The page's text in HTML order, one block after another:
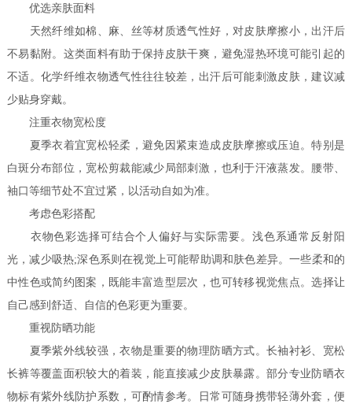
优选亲肤面料
天然纤维如棉、麻、丝等材质透气性好，对皮肤摩擦小，出汗后
不易黏附。这类面料有助于保持皮肤干爽，避免湿热环境可能引起的
不适。化学纤维衣物透气性往往较差，出汗后可能刺激皮肤，建议减
少贴身穿戴。
注重衣物宽松度
夏季衣着宜宽松轻柔，避免因紧束造成皮肤摩擦或压迫。特别是
白斑分布部位，宽松剪裁能减少局部刺激，也利于汗液蒸发。腰带、
袖口等细节处不宜过紧，以活动自如为准。
考虑色彩搭配
衣物色彩选择可结合个人偏好与实际需要。浅色系通常反射阳
光，减少吸热;深色系则在视觉上可能帮助调和肤色差异。一些柔和的
中性色或简约图案，既能丰富造型层次，也可转移视觉焦点。选择让
自己感到舒适、自信的色彩更为重要。
重视防晒功能
夏季紫外线较强，衣物是重要的物理防晒方式。长袖衬衫、宽松
长裤等覆盖面积较大的着装，能直接减少皮肤暴露。部分专业防晒衣
物标有紫外线防护系数，可酌情参考。日常可随身携带轻薄外套，便